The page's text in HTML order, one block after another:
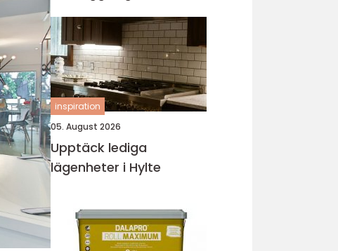
inspiration
05. August 2026
Upptäck lediga
lägenheter i Hylte